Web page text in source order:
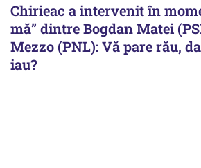
Chirieac a intervenit în
mă” dintre Bogdan Matei
Mezzo (PNL): Vă pare rău,
iau?